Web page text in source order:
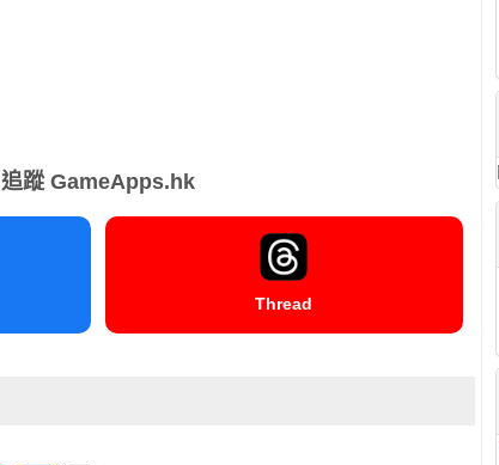
追蹤 GameApps.hk
Thread